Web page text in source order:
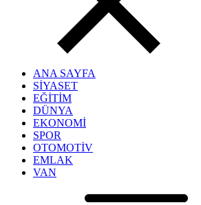
ANA SAYFA
SİYASET
EĞİTİM
DÜNYA
EKONOMİ
SPOR
OTOMOTİV
EMLAK
VAN